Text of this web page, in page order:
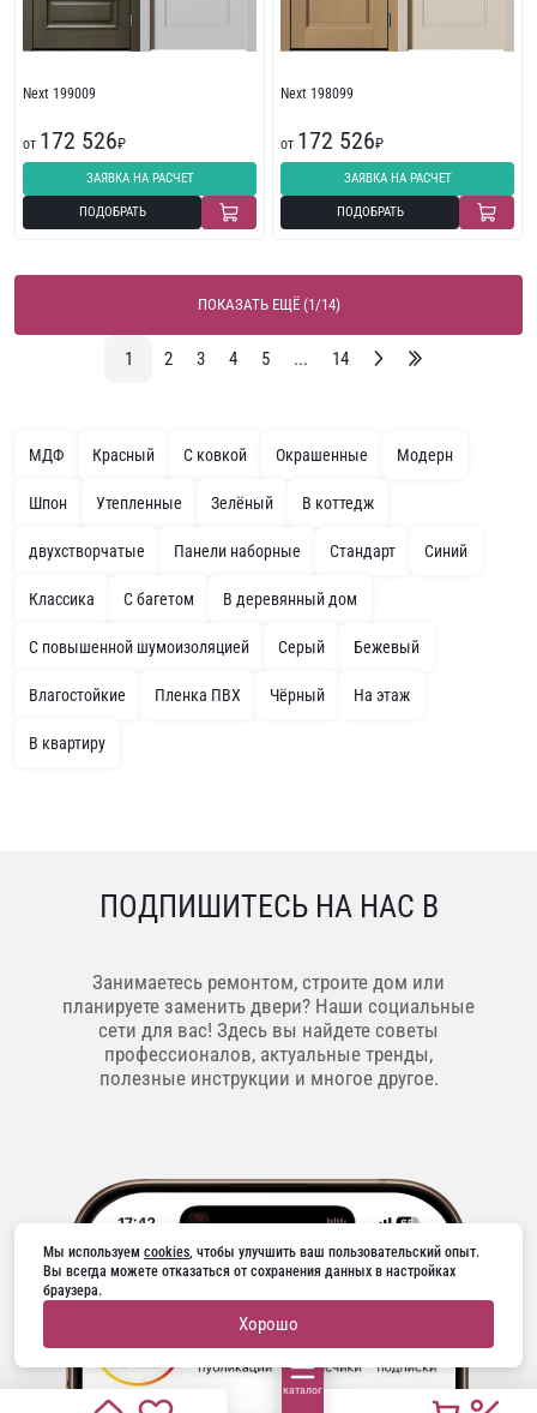
каталог
Next 199009
от 172 526₽
ЗАЯВКА НА РАСЧЕТ
ПОДОБРАТЬ
Next 198099
от 172 526₽
ЗАЯВКА НА РАСЧЕТ
ПОДОБРАТЬ
ПОКАЗАТЬ ЕЩЁ (1/14)
1 2 3 4 5 ... 14
МДФ Красный С ковкой Окрашенные Модерн
Шпон Утепленные Зелёный В коттедж
двухстворчатые Панели наборные Стандарт Синий
Классика С багетом В деревянный дом
С повышенной шумоизоляцией Серый Бежевый
Влагостойкие Пленка ПВХ Чёрный На этаж
В квартиру
ПОДПИШИТЕСЬ НА НАС В
Занимаетесь ремонтом, строите дом или
планируете заменить двери? Наши социальные
сети для вас! Здесь вы найдете советы
профессионалов, актуальные тренды,
полезные инструкции и многое другое.
Мы используем cookies, чтобы улучшить ваш пользовательский опыт.
Вы всегда можете отказаться от сохранения данных в настройках
браузера.
Хорошо